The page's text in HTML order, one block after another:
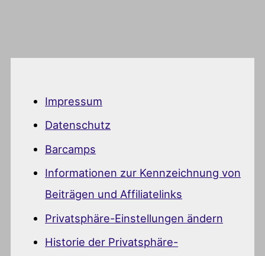
Impressum
Datenschutz
Barcamps
Informationen zur Kennzeichnung von
Beiträgen und Affiliatelinks
Privatsphäre-Einstellungen ändern
Historie der Privatsphäre-